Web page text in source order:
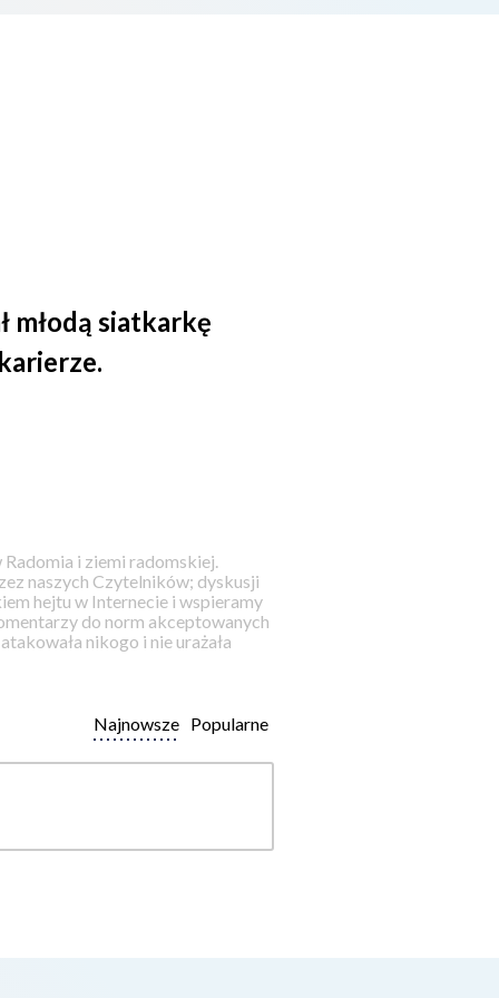
młodą siatkarkę
i ziemi radomskiej.
naszych Czytelników; dyskusji
hejtu w Internecie i wspieramy
do norm akceptowanych
nikogo i nie urażała
Popularne
Najnowsze